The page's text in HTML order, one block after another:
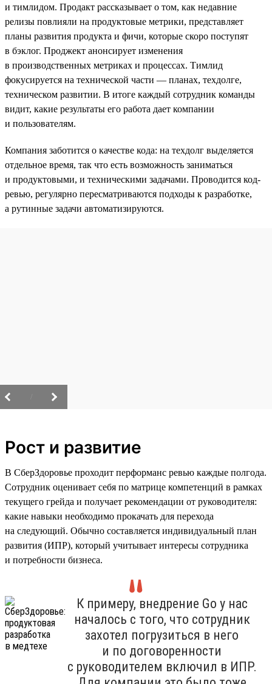
и тимлидом. Продакт рассказывает о том, как недавние
релизы повлияли на продуктовые метрики, представляет
планы развития продукта и фичи, которые скоро поступят
в бэклог. Проджект анонсирует изменения
в производственных метриках и процессах. Тимлид
фокусируется на технической части — планах, техдолге,
техническом развитии. В итоге каждый сотрудник команды
видит, какие результаты его работа дает компании
и пользователям.
Компания заботится о качестве кода: на техдолг выделяется
отдельное время, так что есть возможность заниматься
и продуктовыми, и техническими задачами. Проводится код-
ревью, регулярно пересматриваются подходы к разработке,
а рутинные задачи автоматизируются.
Рост и развитие
В СберЗдоровье проходит перформанс ревью каждые полгода.
Сотрудник оценивает себя по матрице компетенций в рамках
текущего грейда и получает рекомендации от руководителя:
какие навыки необходимо прокачать для перехода
на следующий. Обычно составляется индивидуальный план
развития (ИПР), который учитывает интересы сотрудника
и потребности бизнеса.
К примеру, внедрение Go у нас
началось с того, что сотрудник
захотел погрузиться в него
и по договоренности
с руководителем включил в ИПР.